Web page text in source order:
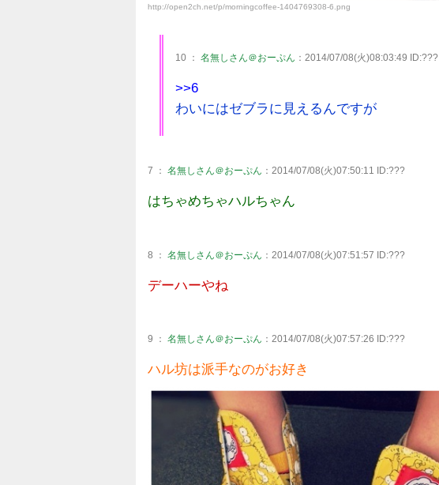
http://open2ch.net/p/morningcoffee-1404769308-6.png
10 ： 名無しさん＠おーぷん ：2014/07/08(火)08:03:49 ID:???
>>6
わいにはゼブラに見えるんですが
7 ： 名無しさん＠おーぷん ：2014/07/08(火)07:50:11 ID:???
はちゃめちゃハルちゃん
8 ： 名無しさん＠おーぷん ：2014/07/08(火)07:51:57 ID:???
デーハーやね
9 ： 名無しさん＠おーぷん ：2014/07/08(火)07:57:26 ID:???
ハル坊は派手なのがお好き